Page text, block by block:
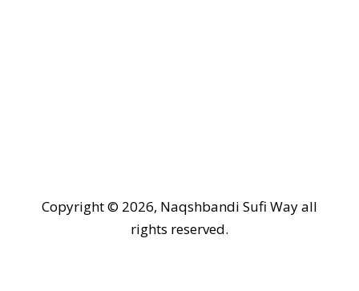
Copyright © 2026, Naqshbandi Sufi Way all
rights reserved.